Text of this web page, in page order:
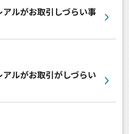
アルがお取引しづらい事
アルがお取引がしづらい